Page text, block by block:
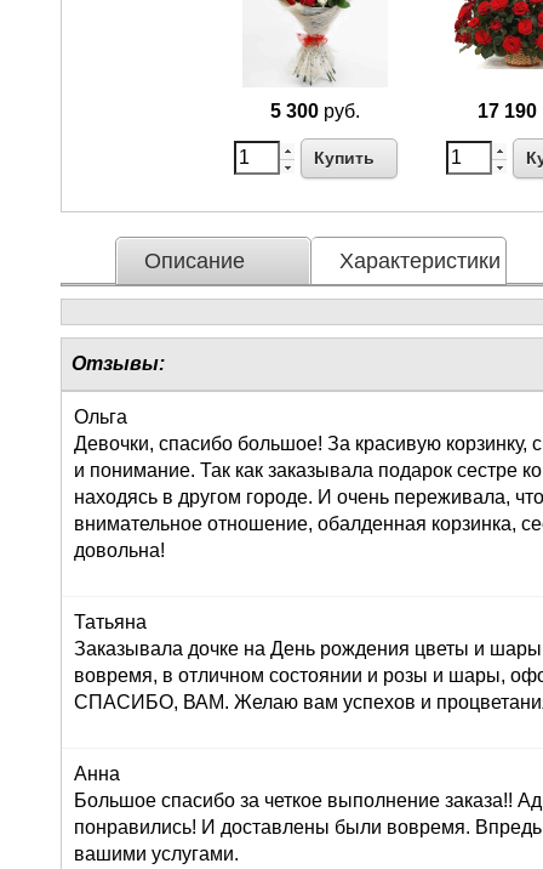
5 300 руб.
Купить
17 190
Описание Характеристики
Отзывы:
Ольга
Девочки, спасибо большое! За красивую корзинку,
и понимание. Так как заказывала подарок сестре
находясь в другом городе. И очень переживала,
внимательное отношение, обалденная корзинка,
довольна!
Татьяна
Заказывала дочке на День рождения цветы и
вовремя, в отличном состоянии и розы и шары,
СПАСИБО, ВАМ. Желаю вам успехов и
Анна
Большое спасибо за четкое выполнение заказа!!
понравились! И доставлены были вовремя. Впредь
вашими услугами.